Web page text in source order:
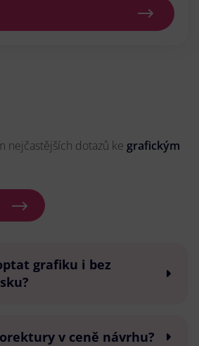
nejčastějších dotazů ke grafickým
grafiku i bez
v ceně návrhu?